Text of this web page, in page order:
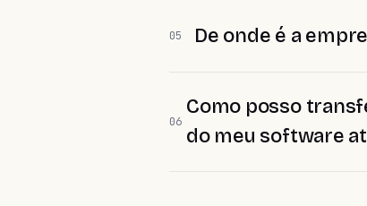
05 De onde é a
06
Como posso
do meu software